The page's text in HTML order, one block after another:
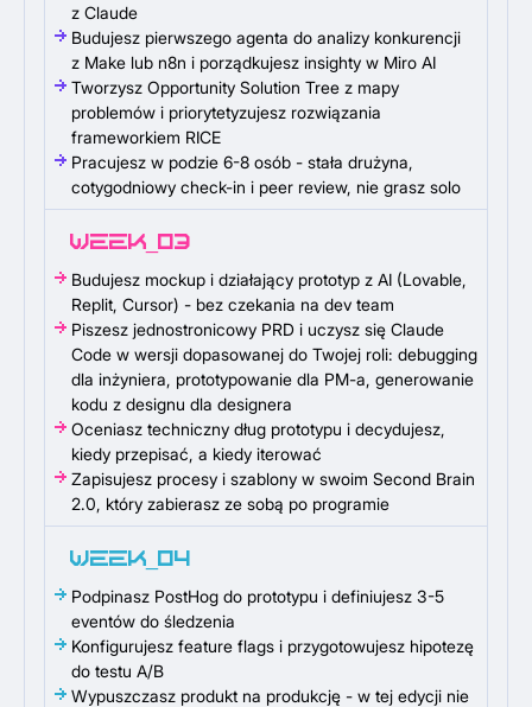
z Claude
Budujesz pierwszego agenta do analizy konkurencji
z Make lub n8n i porządkujesz insighty w Miro AI
Tworzysz Opportunity Solution Tree z mapy
problemów i priorytetyzujesz rozwiązania
frameworkiem RICE
Pracujesz w podzie 6-8 osób - stała drużyna,
cotygodniowy check-in i peer review, nie grasz solo
WEEK_03
Budujesz mockup i działający prototyp z AI (Lovable,
Replit, Cursor) - bez czekania na dev team
Piszesz jednostronicowy PRD i uczysz się Claude
Code w wersji dopasowanej do Twojej roli: debugging
dla inżyniera, prototypowanie dla PM-a, generowanie
kodu z designu dla designera
Oceniasz techniczny dług prototypu i decydujesz,
kiedy przepisać, a kiedy iterować
Zapisujesz procesy i szablony w swoim Second Brain
2.0, który zabierasz ze sobą po programie
WEEK_04
Podpinasz PostHog do prototypu i definiujesz 3-5
eventów do śledzenia
Konfigurujesz feature flags i przygotowujesz hipotezę
do testu A/B
Wypuszczasz produkt na produkcję - w tej edycji nie